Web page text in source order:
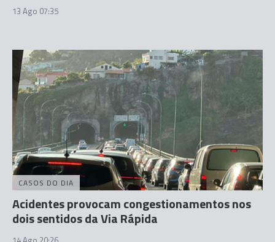
13 Ago 07:35
CASOS DO DIA
Acidentes provocam congestionamentos nos
dois sentidos da Via Rápida